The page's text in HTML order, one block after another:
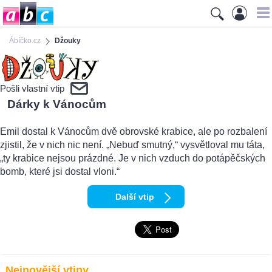
Ábíčko.cz Džouky
Pošli vlastní vtip
Dárky k Vánocům
Emil dostal k Vánocům dvě obrovské krabice, ale po rozbalení
zjistil, že v nich nic není. „Nebuď smutný,“ vysvětloval mu táta,
„ty krabice nejsou prázdné. Je v nich vzduch do potápěčských
bomb, které jsi dostal vloni.“
Další vtip